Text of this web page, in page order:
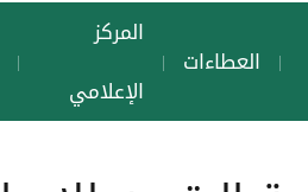
| العطاءات |
المركز
الإعلامي
|